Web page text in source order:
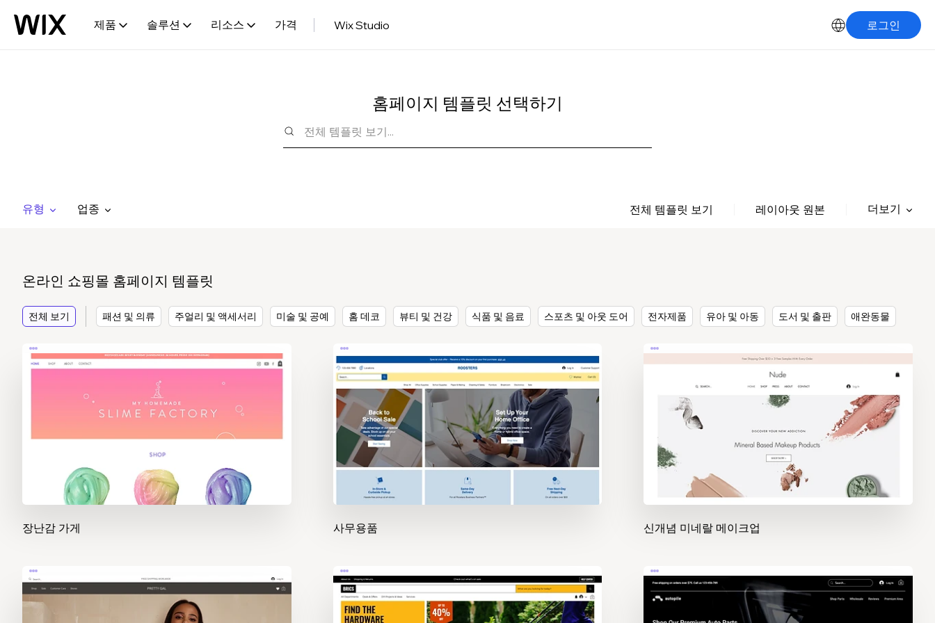
제품 솔루션 리소스 가격 Wix Studio 로그인
홈페이지 템플릿 선택하기
유형 업종 전체 템플릿 보기 레이아웃 원본 더보기
온라인 쇼핑몰 홈페이지 템플릿
전체 보기 패션 및 의류 주얼리 및 액세서리 미술 및 공예 홈 데코 뷰티 및 건강 식품 및 음료 스포츠 및 아웃 도어 전자제품 유아 및 아동 도서 및 출판 애완동물
장난감 가게 사무용품 신개념 미네랄 메이크업